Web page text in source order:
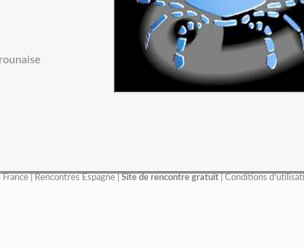
France| Rencontres Espagne| Site de rencontre gratuit| Conditions